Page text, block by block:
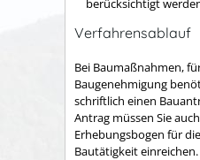
Verfahrensablauf
Bei Baumaßnahmen,
Baugenehmigung
schriftlich einen
Antrag müssen Sie
Erhebungsbogen für
Bautätigkeit einreichen.